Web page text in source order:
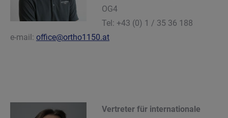
OG4
Tel: +43 (0) 1 / 35 36 188
e-mail: office@ortho1150.at
Vertreter für internationale